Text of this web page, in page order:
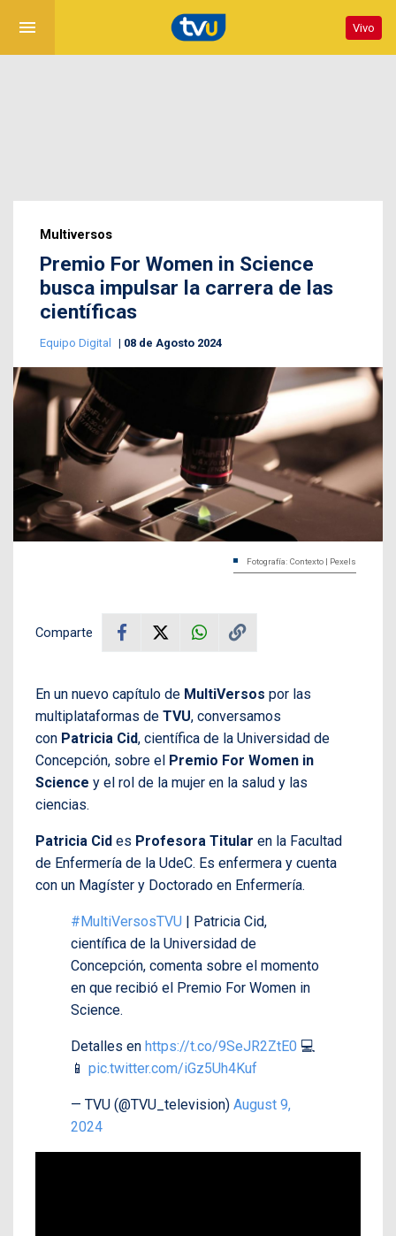
menu Vivo
Multiversos
Premio For Women in Science
busca impulsar la carrera de las
científicas
Equipo Digital 08 de Agosto 2024
Fotografía: Contexto | Pexels
Comparte
En un nuevo capítulo de MultiVersos por las
multiplataformas de TVU, conversamos
con Patricia Cid, científica de la Universidad de
Concepción, sobre el Premio For Women in
Science y el rol de la mujer en la salud y las
ciencias.
Patricia Cid es Profesora Titular en la Facultad
de Enfermería de la UdeC. Es enfermera y cuenta
con un Magíster y Doctorado en Enfermería.
#MultiVersosTVU | Patricia Cid,
científica de la Universidad de
Concepción, comenta sobre el momento
en que recibió el Premio For Women in
Science.
Detalles en https://t.co/9SeJR2ZtE0 💻
📱 pic.twitter.com/iGz5Uh4Kuf
— TVU (@TVU_television) August 9,
2024